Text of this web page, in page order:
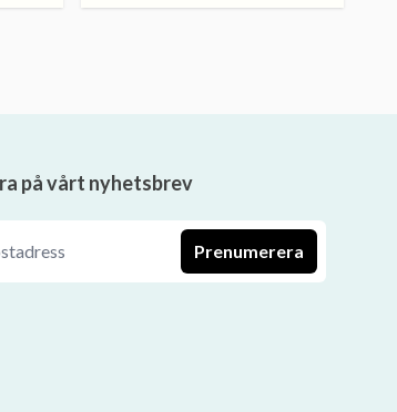
på vårt nyhetsbrev
Prenumerera